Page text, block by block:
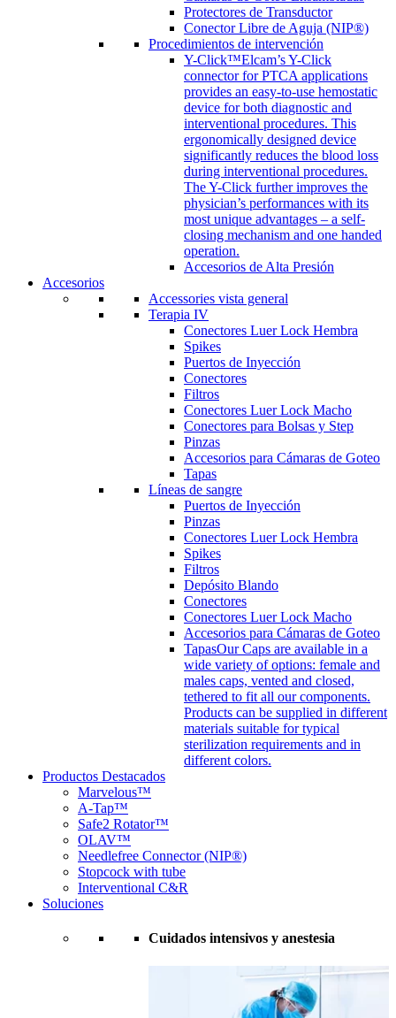
Protectores de Transductor
Conector Libre de Aguja (NIP®)
Procedimientos de intervención
Y-Click™Elcam’s Y-Click
connector for PTCA applications
provides an easy-to-use hemostatic
device for both diagnostic and
interventional procedures. This
ergonomically designed device
significantly reduces the blood loss
during interventional procedures.
The Y-Click further improves the
physician’s performances with its
most unique advantages – a self-
closing mechanism and one handed
operation.
Accesorios de Alta Presión
Accesorios
Accessories vista general
Terapia IV
Conectores Luer Lock Hembra
Spikes
Puertos de Inyección
Conectores
Filtros
Conectores Luer Lock Macho
Conectores para Bolsas y Step
Pinzas
Accesorios para Cámaras de Goteo
Tapas
Líneas de sangre
Puertos de Inyección
Pinzas
Conectores Luer Lock Hembra
Spikes
Filtros
Depósito Blando
Conectores
Conectores Luer Lock Macho
Accesorios para Cámaras de Goteo
TapasOur Caps are available in a
wide variety of options: female and
males caps, vented and closed,
tethered to fit all our components.
Products can be supplied in different
materials suitable for typical
sterilization requirements and in
different colors.
Productos Destacados
Marvelous™
A-Tap™
Safe2 Rotator™
OLAV™
Needlefree Connector (NIP®)
Stopcock with tube
Interventional C&R
Soluciones
Cuidados intensivos y anestesia